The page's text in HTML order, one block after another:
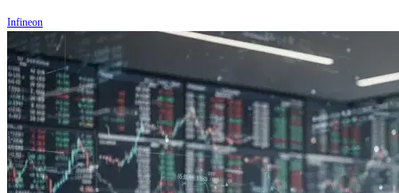
Infineon